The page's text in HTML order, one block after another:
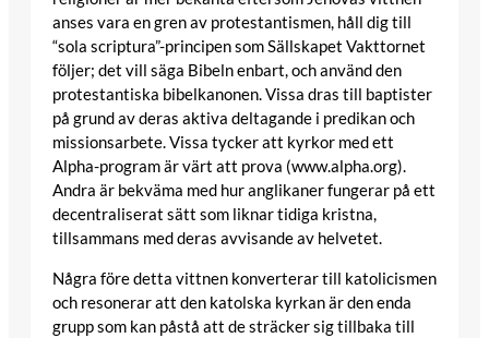
anses vara en gren av protestantismen, håll dig till
“sola scriptura”-principen som Sällskapet Vakttornet
följer; det vill säga Bibeln enbart, och använd den
protestantiska bibelkanonen. Vissa dras till baptister
på grund av deras aktiva deltagande i predikan och
missionsarbete. Vissa tycker att kyrkor med ett
Alpha-program är värt att prova (www.alpha.org).
Andra är bekväma med hur anglikaner fungerar på ett
decentraliserat sätt som liknar tidiga kristna,
tillsammans med deras avvisande av helvetet.
Några före detta vittnen konverterar till katolicismen
och resonerar att den katolska kyrkan är den enda
grupp som kan påstå att de sträcker sig tillbaka till